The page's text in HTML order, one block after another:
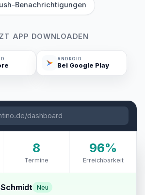
Benachrichtigungen
APP DOWNLOADEN
ANDROID
Bei Google Play
dashboard
8
Termine
96%
Erreichbarkeit
Neu